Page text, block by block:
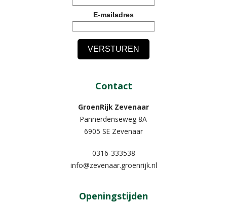
E-mailadres
Contact
GroenRijk Zevenaar​
Pannerdenseweg 8A
6905 SE Zevenaar
0316-333538
info@zevenaar.groenrijk.nl
Openingstijden